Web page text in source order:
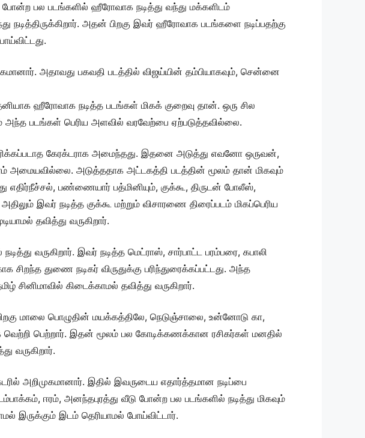
பல படங்களில் ஹீரோவாக நடித்து வந்து மக்களிடம்
நடித்திருக்கிறார். அதன் பிறகு இவர் ஹீரோவாக படங்களை நடிப்பதற்கு
அதாவது பகவதி படத்தில் விஜய்யின் தம்பியாகவும், சென்னை
ஹீரோவாக நடித்த படங்கள் மிகக் குறைவு தான். ஒரு சில
அந்த படங்கள் பெரிய அளவில் வரவேற்பை ஏற்படுத்தவில்லை.
கேரக்டராக அமைந்தது. இதனை அடுத்து எவனோ ஒருவன்,
அமையவில்லை. அடுத்ததாக அட்டகத்தி படத்தின் மூலம் தான் மிகவும்
எதிர்நீச்சல், பண்ணையார் பத்மினியும், குக்கூ, திருடன் போலீஸ்,
இவர் நடித்த குக்கூ மற்றும் விசாரணை திரைப்படம் மிகப்பெரிய
தவித்து வருகிறார்.
வருகிறார். இவர் நடித்த மெட்ராஸ், சார்பாட்ட பரம்பரை, கபாலி
சிறந்த துணை நடிகர் விருதுக்கு பரிந்துரைக்கப்பட்டது. அந்த
சினிமாவில் கிடைக்காமல் தவித்து வருகிறார்.
மாலை பொழுதின் மயக்கத்திலே, நெடுஞ்சாலை, உன்னோடு கா,
வெற்றி பெற்றார். இதன் மூலம் பல கோடிக்கணக்கான ரசிகர்கள் மனதில்
வருகிறார்.
அறிமுகமானார். இதில் இவருடைய எதார்த்தமான நடிப்பை
ஈரம், அனந்தபுரத்து வீடு போன்ற பல படங்களில் நடித்து மிகவும்
இருக்கும் இடம் தெரியாமல் போய்விட்டார்.